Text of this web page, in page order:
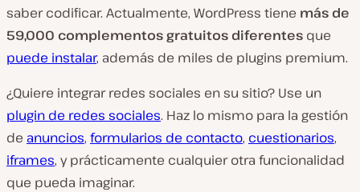
saber codificar. Actualmente, WordPress tiene más de
59,000 complementos gratuitos diferentes que
puede instalar, además de miles de plugins premium.
¿Quiere integrar redes sociales en su sitio? Use un
plugin de redes sociales. Haz lo mismo para la gestión
de anuncios, formularios de contacto, cuestionarios,
iframes, y prácticamente cualquier otra funcionalidad
que pueda imaginar.